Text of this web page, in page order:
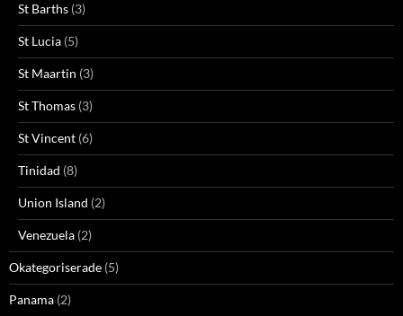
St Barths (3)
St Lucia (5)
St Maartin (3)
St Thomas (3)
St Vincent (6)
Tinidad (8)
Union Island (2)
Venezuela (2)
Okategoriserade (5)
Panama (2)